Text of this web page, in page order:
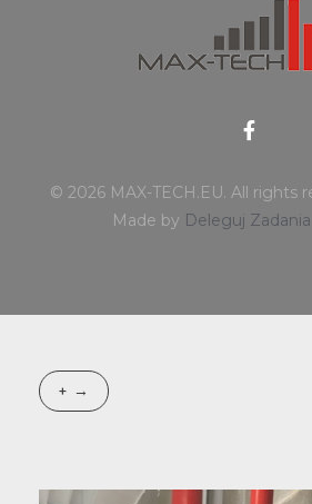
© 2026 MAX-TECH.EU. All rights
Made by Deleguj Zadania
+